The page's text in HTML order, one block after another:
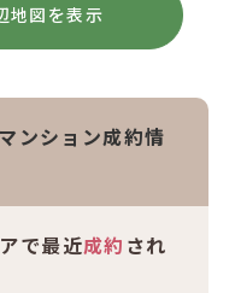
図を表示
ンション成約情
で最近成約 され